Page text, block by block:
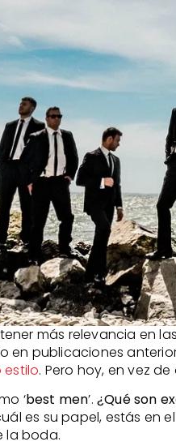
más relevancia en
publicaciones
. Pero hoy, en vez
‘best men’.¿Qué son
es su papel, estás
la boda.